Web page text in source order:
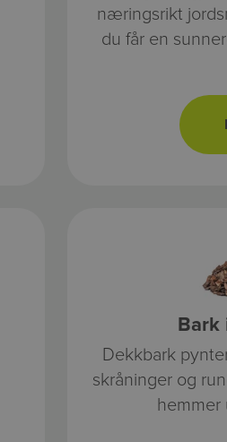
næringsrikt
du får en
Bark
Dekkbark
skråninger og
hemmer